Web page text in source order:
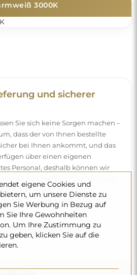
3000K
und sicherer
Sie sich keine Sorgen machen –
dass der von Ihnen bestellte
bei Ihnen ankommt, und das
über einen eigenen
Personal, deshalb können wir
wenn Sie einen Spiegel in
bestellen, können Sie mit einer
Spiegel verpacken.
eigene Cookies und
um unsere Dienste zu
Sie Werbung in Bezug auf
Sie Ihre Gewohnheiten
Um Ihre Zustimmung zu
geben, klicken Sie auf die